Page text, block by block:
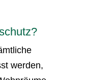
werden,